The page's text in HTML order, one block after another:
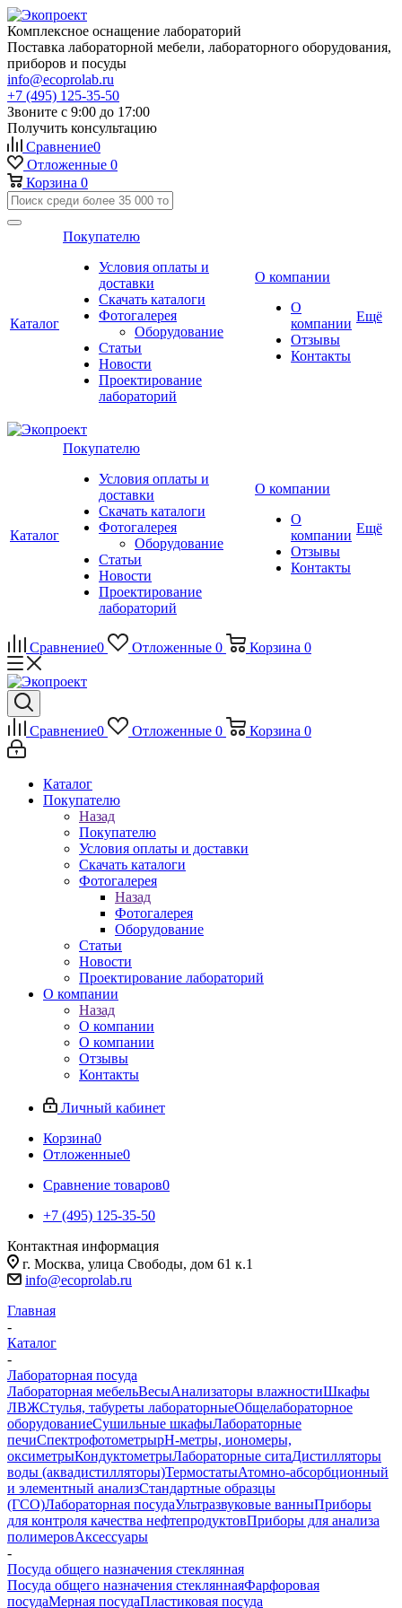
Комплексное оснащение лабораторий
Поставка лабораторной мебели, лабораторного оборудования,
приборов и посуды
info@ecoprolab.ru
+7 (495) 125-35-50
Звоните с 9:00 до 17:00
Получить консультацию
Сравнение0
Отложенные 0
Корзина 0
Каталог
Покупателю
Условия оплаты и
доставки
Скачать каталоги
Фотогалерея
Оборудование
Статьи
Новости
Проектирование
лабораторий
О компании
О
компании
Отзывы
Контакты
Ещё
Каталог
Покупателю
Условия оплаты и
доставки
Скачать каталоги
Фотогалерея
Оборудование
Статьи
Новости
Проектирование
лабораторий
О компании
О
компании
Отзывы
Контакты
Ещё
Сравнение0 Отложенные 0 Корзина 0
Сравнение0 Отложенные 0 Корзина 0
Каталог
Покупателю
Назад
Покупателю
Условия оплаты и доставки
Скачать каталоги
Фотогалерея
Назад
Фотогалерея
Оборудование
Статьи
Новости
Проектирование лабораторий
О компании
Назад
О компании
О компании
Отзывы
Контакты
Личный кабинет
Корзина0
Отложенные0
Сравнение товаров0
+7 (495) 125-35-50
Контактная информация
г. Москва, улица Свободы, дом 61 к.1
info@ecoprolab.ru
Главная
-
Каталог
-
Лабораторная посуда
Лабораторная мебельВесыАнализаторы влажностиШкафы
ЛВЖСтулья, табуреты лабораторныеОбщелабораторное
оборудованиеСушильные шкафыЛабораторные
печиСпектрофотометрыpH-метры, иономеры,
оксиметрыКондуктометрыЛабораторные ситаДистилляторы
воды (аквадистилляторы)ТермостатыАтомно-абсорбционный
и элементный анализСтандартные образцы
(ГСО)Лабораторная посудаУльтразвуковые ванныПриборы
для контроля качества нефтепродуктовПриборы для анализа
полимеровАксессуары
-
Посуда общего назначения стеклянная
Посуда общего назначения стекляннаяФарфоровая
посудаМерная посудаПластиковая посуда